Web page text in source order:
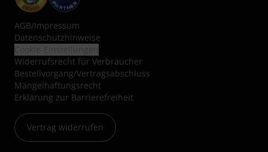
AGB/Impressum
Datenschutzhinweise
Widerrufsrecht für Verbraucher
Bestellvorgang/Vertragsabschluss
Mängelhaftungsrecht
Erklärung zur Barrierefreiheit
Vertrag widerrufen